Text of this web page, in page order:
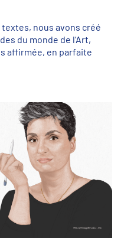
nous avons créé
du monde de l’Art,
affirmée, en parfaite